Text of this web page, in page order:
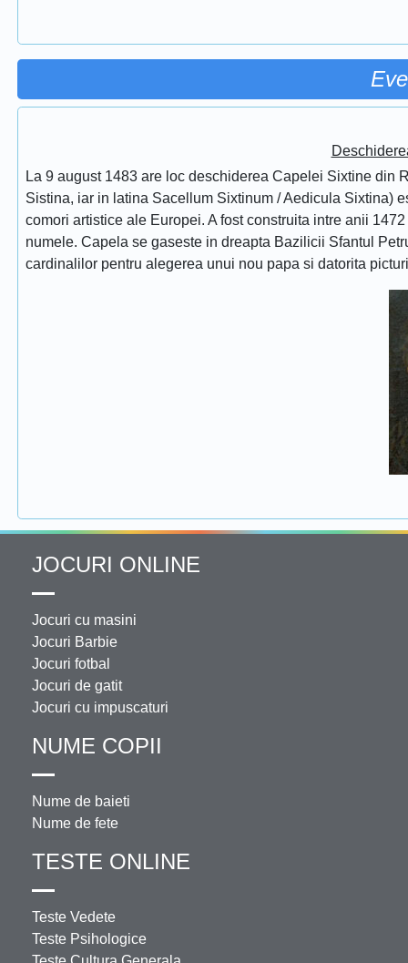
La 9 august 1483 are loc deschiderea Capelei Sixtine
Sistina, iar in latina Sacellum Sixtinum / Aedicula Sixtina)
comori artistice ale Europei. A fost construita intre anii
numele. Capela se gaseste in dreapta Bazilicii Sfantul
cardinalilor pentru alegerea unui nou papa si datorita
JOCURI ONLINE
Jocuri cu masini
Jocuri Barbie
Jocuri fotbal
Jocuri de gatit
Jocuri cu impuscaturi
NUME COPII
Nume de baieti
Nume de fete
TESTE ONLINE
Teste Vedete
Teste Psihologice